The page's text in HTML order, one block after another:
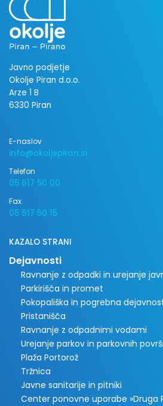
Javno podjetje
Okolje Piran d.o.o.
Arze 1 B
6330 Piran
E-naslov
info@okoljepiran.si
Telefon
05 617 50 00
Fax
05 617 50 15
KAZALO STRANI
Dejavnosti
Ravnanje z odpadki in urejanje
Parkirišča in promet
Pokopališka in pogrebna
Pristanišča
Ravnanje z odpadnimi vodami
Urejanje parkov in parkovnih
Plaža Portorož
Tržnica
Javne sanitarije in pitniki
Center ponovne uporabe »Druga